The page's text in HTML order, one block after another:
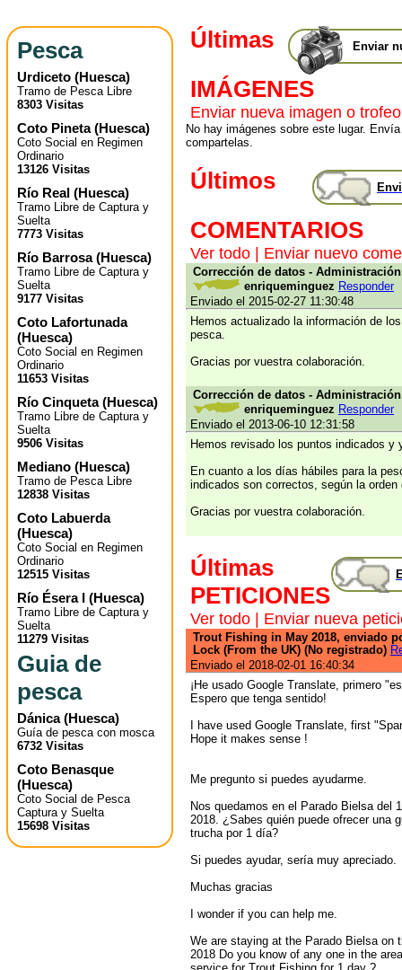
Pesca
Urdiceto (Huesca)
Tramo de Pesca Libre
8303 Visitas
Coto Pineta(Huesca)
Coto Social en Regimen
Ordinario
13126 Visitas
Río Real (Huesca)
Tramo Libre de Captura y
Suelta
7773 Visitas
Río Barrosa(Huesca)
Tramo Libre de Captura y
Suelta
9177 Visitas
Coto Lafortunada
(Huesca)
Coto Social en Regimen
Ordinario
11653 Visitas
Río Cinqueta(Huesca)
Tramo Libre de Captura y
Suelta
9506 Visitas
Mediano (Huesca)
Tramo de Pesca Libre
12838 Visitas
Coto Labuerda
(Huesca)
Coto Social en Regimen
Ordinario
12515 Visitas
Río Ésera I (Huesca)
Tramo Libre de Captura y
Suelta
11279 Visitas
Guia de
pesca
Dánica(Huesca)
Guía de pesca con mosca
6732 Visitas
Coto Benasque
(Huesca)
Coto Social de Pesca
Captura y Suelta
15698 Visitas
Enviar
Últimas
IMÁGENES
Enviar nueva imagen o trofeo
No hay imágenes sobre este lugar.
compartelas.
Últimos
COMENTARIOS
Ver todo | Enviar nuevo
Corrección de datos -
enriqueminguez Responder
Enviado el 2015-02-27 11:30:48
Hemos actualizado la información de
pesca.
Gracias por vuestra colaboración.
Corrección de datos -
enriqueminguez Responder
Enviado el 2013-06-10 12:31:58
Hemos revisado los puntos indicados y
En cuanto a los días hábiles para la
indicados son correctos, según la
Gracias por vuestra colaboración.
Últimas
PETICIONES
Ver todo | Enviar nueva
Trout Fishing in May 2018, enviado
Lock (From the UK) (No registrado)
Enviado el 2018-02-01 16:40:34
¡He usado Google Translate, primero
Espero que tenga sentido!
I have used Google Translate, first
Hope it makes sense !
Me pregunto si puedes ayudarme.
Nos quedamos en el Parado Bielsa del
2018. ¿Sabes quién puede ofrecer una
trucha por 1 día?
Si puedes ayudar, sería muy apreciado.
Muchas gracias
I wonder if you can help me.
We are staying at the Parado Bielsa on
2018 Do you know of any one in the
service for Trout Fishing for 1 day ?